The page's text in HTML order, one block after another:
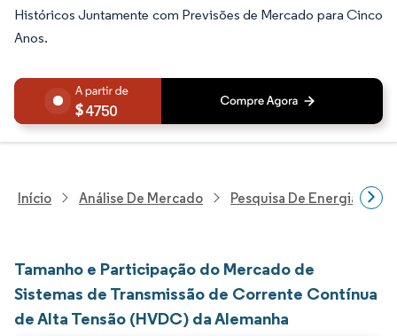
Históricos Juntamente com Previsões de Mercado para Cinco
Anos.
4750
Início Análise De Mercado Pesquisa De Energia E
Tamanho e Participação do Mercado de
Sistemas de Transmissão de Corrente Contínua
de Alta Tensão (HVDC) da Alemanha